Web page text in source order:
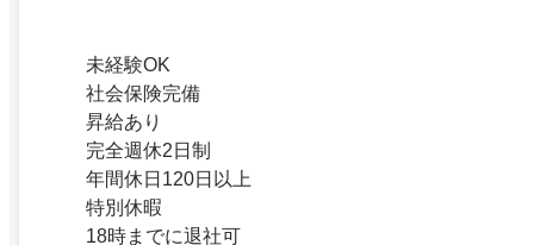
未経験OK
社会保険完備
昇給あり
完全週休2日制
年間休日120日以上
特別休暇
18時までに退社可